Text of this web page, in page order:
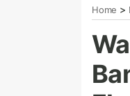
Home >